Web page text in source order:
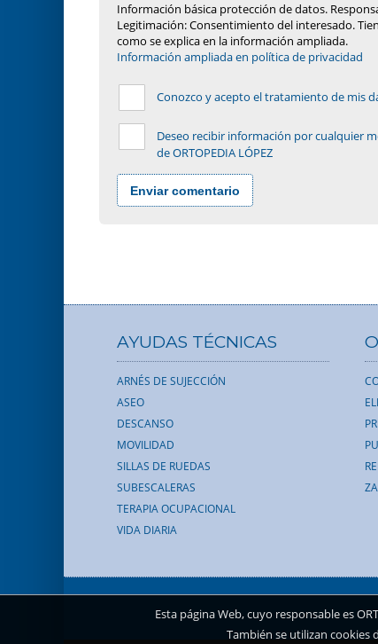
Esta página Web, cuyo responsable es
También se utilizan cookies
Información básica protección de datos.
Legitimación: Consentimiento del interesado.
como se explica en la información ampliada.
Información ampliada en política de privacidad
Conozco y acepto el tratamiento de mis
Deseo recibir información por cualquier
de ORTOPEDIA LÓPEZ
Enviar comentario
AYUDAS TÉCNICAS
ARNÉS DE SUJECCIÓN
ASEO
DESCANSO
MOVILIDAD
SILLAS DE RUEDAS
SUBESCALERAS
TERAPIA OCUPACIONAL
VIDA DIARIA